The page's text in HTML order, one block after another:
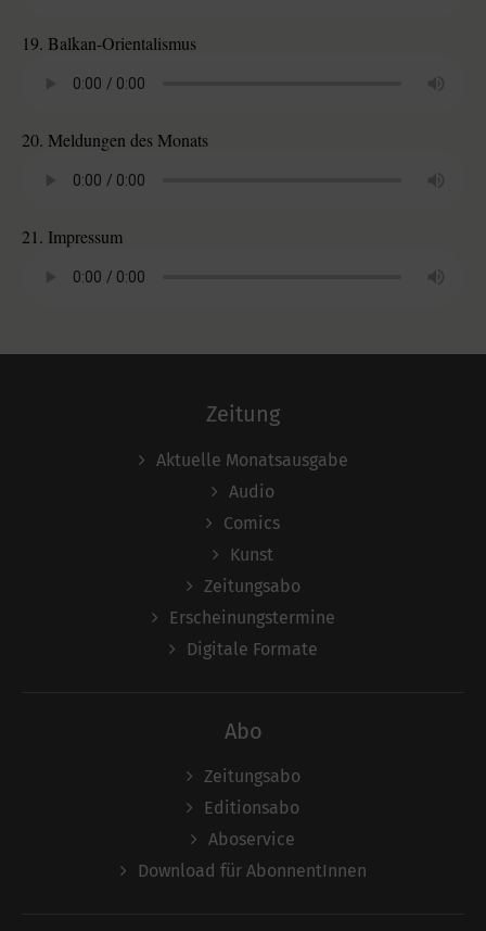
19. Balkan-Orientalismus
20. Meldungen des Monats
21. Impressum
Zeitung
Aktuelle Monatsausgabe
Audio
Comics
Kunst
Zeitungsabo
Erscheinungstermine
Digitale Formate
Abo
Zeitungsabo
Editionsabo
Aboservice
Download für AbonnentInnen